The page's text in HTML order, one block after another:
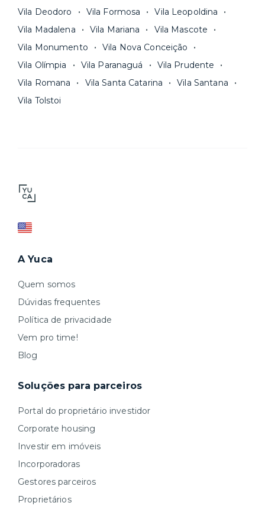
Vila Deodoro
Vila Formosa
Vila Leopoldina
Vila Madalena
Vila Mariana
Vila Mascote
Vila Monumento
Vila Nova Conceição
Vila Olímpia
Vila Paranaguá
Vila Prudente
Vila Romana
Vila Santa Catarina
Vila Santana
Vila Tolstoi
A Yuca
Quem somos
Dúvidas frequentes
Política de privacidade
Vem pro time!
Blog
Soluções para parceiros
Portal do proprietário investidor
Corporate housing
Investir em imóveis
Incorporadoras
Gestores parceiros
Proprietários